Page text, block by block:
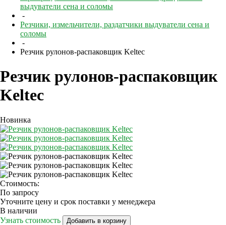
выдуватели сена и соломы
-
Резчики, измельчители, раздатчики выдуватели сена и
соломы
-
Резчик рулонов-распаковщик Keltec
Резчик рулонов-распаковщик
Keltec
Новинка
Стоимость:
По запросу
Уточните цену и срок поставки у менеджера
В наличии
Узнать стоимость
Добавить в корзину